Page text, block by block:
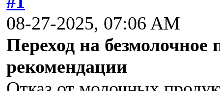
08-27-2025, 07:06 AM
Переход на
рекомендации